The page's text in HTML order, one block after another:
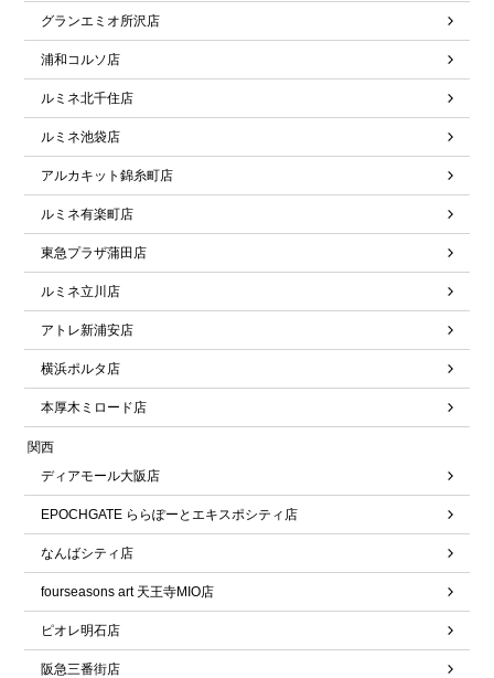
グランエミオ所沢店
浦和コルソ店
ルミネ北千住店
ルミネ池袋店
アルカキット錦糸町店
ルミネ有楽町店
東急プラザ蒲田店
ルミネ立川店
アトレ新浦安店
横浜ポルタ店
本厚木ミロード店
関西
ディアモール大阪店
EPOCHGATE ららぽーとエキスポシティ店
なんばシティ店
fourseasons art 天王寺MIO店
ピオレ明石店
阪急三番街店